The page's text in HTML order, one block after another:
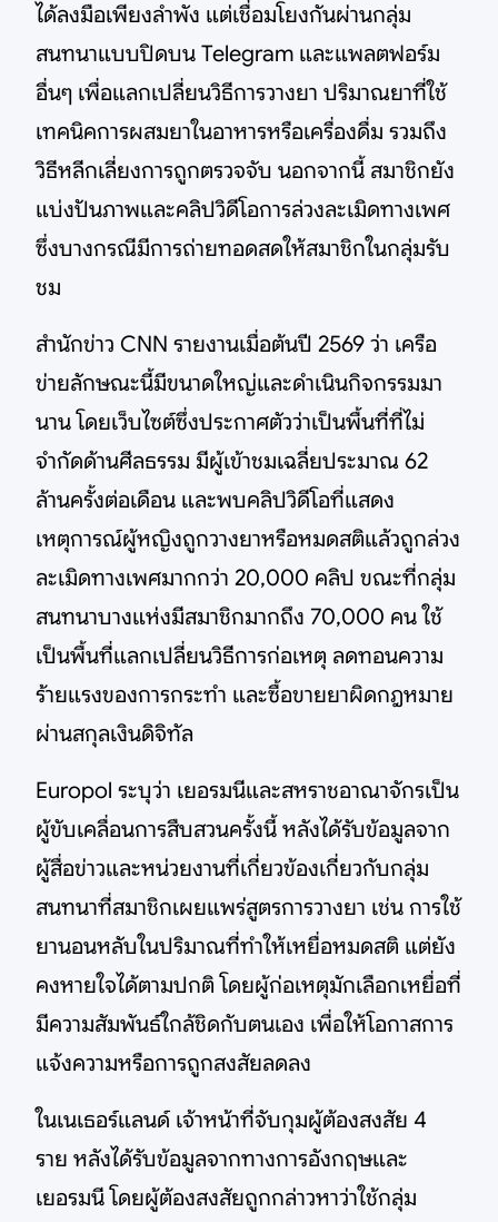
ได้ลงมือเพียงลำพัง แต่เชื่อมโยงกันผ่านกลุ่ม
สนทนาแบบปิดบน Telegram และแพลตฟอร์ม
อื่นๆ เพื่อแลกเปลี่ยนวิธีการวางยา ปริมาณยาที่ใช้
เทคนิคการผสมยาในอาหารหรือเครื่องดื่ม รวมถึง
วิธีหลีกเลี่ยงการถูกตรวจจับ นอกจากนี้ สมาชิกยัง
แบ่งปันภาพและคลิปวิดีโอการล่วงละเมิดทางเพศ
ซึ่งบางกรณีมีการถ่ายทอดสดให้สมาชิกในกลุ่มรับ
ชม
สำนักข่าว CNN รายงานเมื่อต้นปี 2569 ว่า เครือ
ข่ายลักษณะนี้มีขนาดใหญ่และดำเนินกิจกรรมมา
นาน โดยเว็บไซต์ซึ่งประกาศตัวว่าเป็นพื้นที่ที่ไม่
จำกัดด้านศีลธรรม มีผู้เข้าชมเฉลี่ยประมาณ 62
ล้านครั้งต่อเดือน และพบคลิปวิดีโอที่แสดง
เหตุการณ์ผู้หญิงถูกวางยาหรือหมดสติแล้วถูกล่วง
ละเมิดทางเพศมากกว่า 20,000 คลิป ขณะที่กลุ่ม
สนทนาบางแห่งมีสมาชิกมากถึง 70,000 คน ใช้
เป็นพื้นที่แลกเปลี่ยนวิธีการก่อเหตุ ลดทอนความ
ร้ายแรงของการกระทำ และซื้อขายยาผิดกฎหมาย
ผ่านสกุลเงินดิจิทัล
Europol ระบุว่า เยอรมนีและสหราชอาณาจักรเป็น
ผู้ขับเคลื่อนการสืบสวนครั้งนี้ หลังได้รับข้อมูลจาก
ผู้สื่อข่าวและหน่วยงานที่เกี่ยวข้องเกี่ยวกับกลุ่ม
สนทนาที่สมาชิกเผยแพร่สูตรการวางยา เช่น การใช้
ยานอนหลับในปริมาณที่ทำให้เหยื่อหมดสติ แต่ยัง
คงหายใจได้ตามปกติ โดยผู้ก่อเหตุมักเลือกเหยื่อที่
มีความสัมพันธ์ใกล้ชิดกับตนเอง เพื่อให้โอกาสการ
แจ้งความหรือการถูกสงสัยลดลง
ในเนเธอร์แลนด์ เจ้าหน้าที่จับกุมผู้ต้องสงสัย 4
ราย หลังได้รับข้อมูลจากทางการอังกฤษและ
เยอรมนี โดยผู้ต้องสงสัยถูกกล่าวหาว่าใช้กลุ่ม